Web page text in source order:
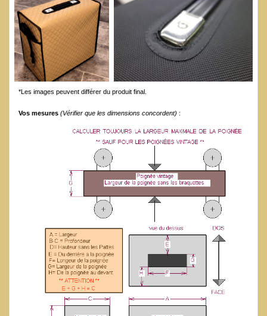
*Les images peuvent différer du produit final.
Vos mesures (Vérifier que les dimensions concordent) :